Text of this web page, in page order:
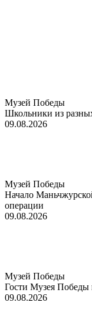
Музей Победы
Школьники из
09.08.2026
Музей Победы
Начало
операции
09.08.2026
Музей Победы
Гости Музея Победы
09.08.2026